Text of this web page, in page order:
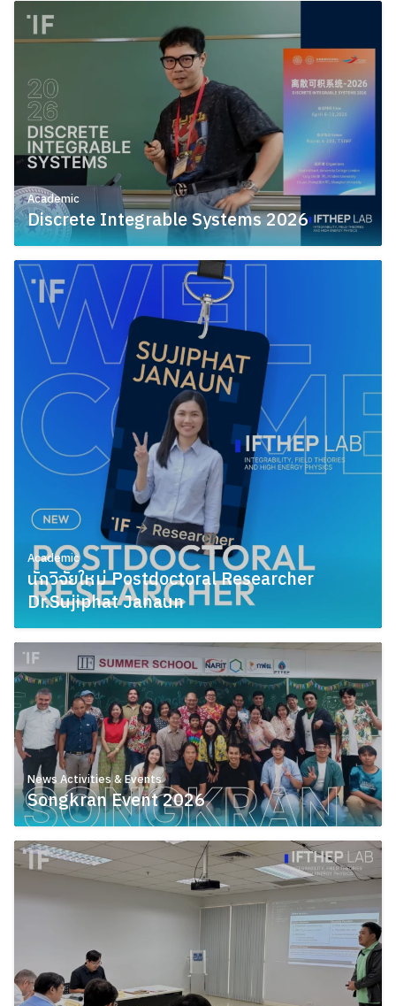
Academic
Discrete Integrable Systems 2026
April 24, 2026
Academic
นักวิจัยใหม่ Postdoctoral Researcher
Dr.Sujiphat Janaun
April 16, 2026
News Activities & Events
Songkran Event 2026
April 10, 2026